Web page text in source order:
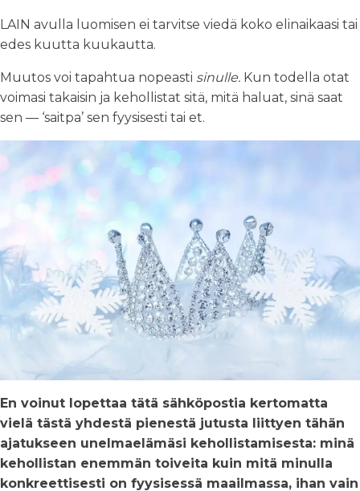
LAIN avulla luomisen ei tarvitse viedä koko elinaikaasi tai
edes kuutta kuukautta.
Muutos voi tapahtua nopeasti sinulle. Kun todella otat
voimasi takaisin ja kehollistat sitä, mitä haluat, sinä saat
sen — ‘saitpa’ sen fyysisesti tai et.
En voinut lopettaa tätä sähköpostia kertomatta
vielä tästä yhdestä pienestä jutusta liittyen tähän
ajatukseen unelmaelämäsi kehollistamisesta: minä
kehollistan enemmän toiveita kuin mitä minulla
konkreettisesti on fyysisessä maailmassa, ihan vain